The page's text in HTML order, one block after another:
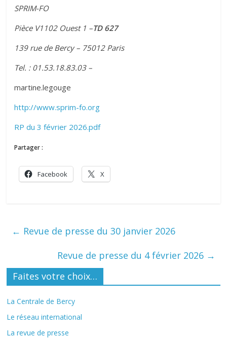
SPRIM-FO
Pièce V1102 Ouest 1 –TD 627
139 rue de Bercy – 75012 Paris
Tel. : 01.53.18.83.03 –
martine.legouge
http://www.sprim-fo.org
RP du 3 février 2026.pdf
Partager :
Facebook X
← Revue de presse du 30 janvier 2026
Revue de presse du 4 février 2026 →
Faites votre choix…
La Centrale de Bercy
Le réseau international
La revue de presse